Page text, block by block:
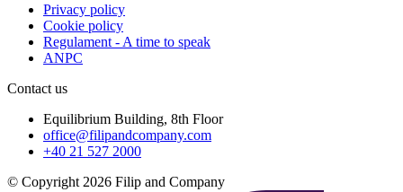
Privacy policy
Cookie policy
Regulament - A time to speak
ANPC
Contact us
Equilibrium Building, 8th Floor
office@filipandcompany.com
+40 21 527 2000
© Copyright 2026 Filip and Company